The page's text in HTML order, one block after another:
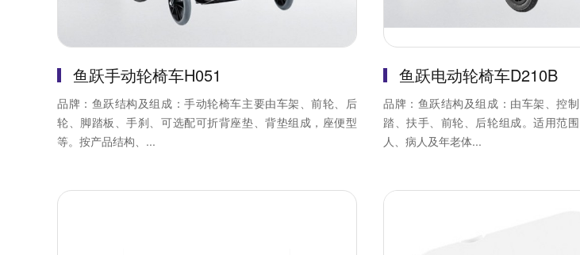
鱼跃手动轮椅车H051
品牌：鱼跃结构及组成：手动轮椅车主要由车架、前轮、后
轮、脚踏板、手刹、可选配可折背座垫、背垫组成，座便型
等。按产品结构、...
鱼跃电动轮椅车D210B
品牌：鱼跃结构及组成：由车架、控
踏、扶手、前轮、后轮组成。适用范
人、病人及年老体...